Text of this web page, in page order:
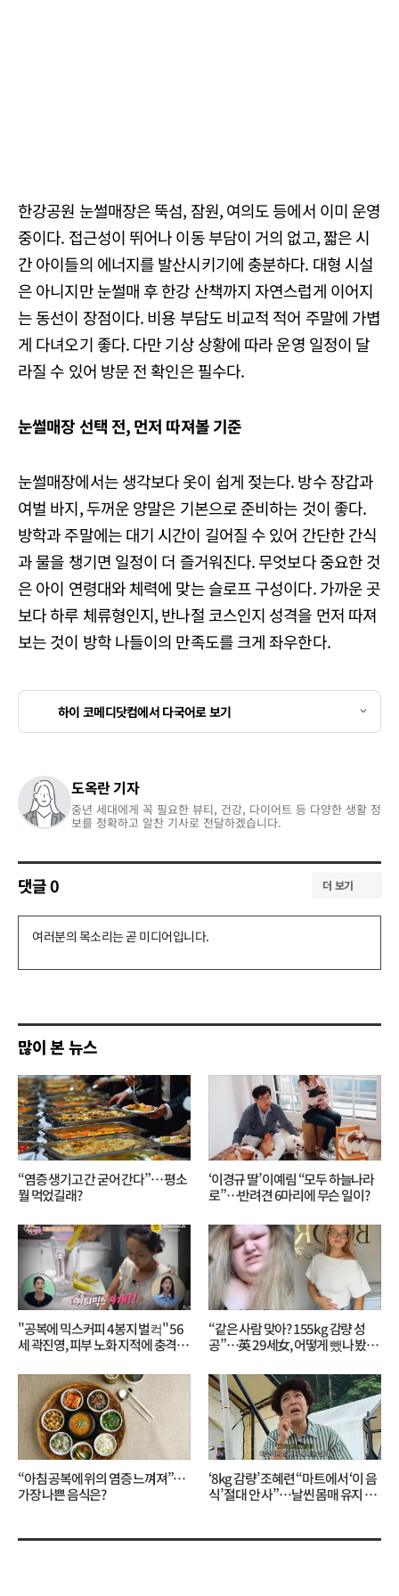
한강공원 눈썰매장은 뚝섬, 잠원, 여의도 등에서 이미 운영
중이다. 접근성이 뛰어나 이동 부담이 거의 없고, 짧은 시
간 아이들의 에너지를 발산시키기에 충분하다. 대형 시설
은 아니지만 눈썰매 후 한강 산책까지 자연스럽게 이어지
는 동선이 장점이다. 비용 부담도 비교적 적어 주말에 가볍
게 다녀오기 좋다. 다만 기상 상황에 따라 운영 일정이 달
라질 수 있어 방문 전 확인은 필수다.
눈썰매장선택전,먼저 따져볼기준
눈썰매장에서는 생각보다 옷이 쉽게 젖는다. 방수 장갑과
여벌 바지, 두꺼운 양말은 기본으로 준비하는 것이 좋다.
방학과 주말에는 대기 시간이 길어질 수 있어 간단한 간식
과 물을 챙기면 일정이 더 즐거워진다. 무엇보다 중요한 것
은 아이 연령대와 체력에 맞는 슬로프 구성이다. 가까운 곳
보다 하루 체류형인지, 반나절 코스인지 성격을 먼저 따져
보는 것이 방학 나들이의 만족도를 크게 좌우한다.
하이 코메디닷컴에서 다국어로 보기
도옥란 기자
중년 세대에게 꼭 필요한 뷰티, 건강, 다이어트 등 다양한 생활 정
보를 정확하고 알찬 기사로 전달하겠습니다.
댓글0 더 보기
댓
기
많이 본 뉴스
“염증 생기고 간 굳어 간다”… 평소
뭘 먹었길래?
‘이경규 딸’ 이예림 “모두 하늘나라
로”⋯반려견 6마리에 무슨 일이?
"공복에 믹스커피 4봉지 벌컥" 56
세 곽진영, 피부 노화 지적에 충격…
“같은 사람 맞아? 155kg 감량 성
공”…英 29세女, 어떻게 뺐나 봤더
“아침 공복에 위의 염증 느껴져”…
가장 나쁜 음식은?
‘8kg 감량’ 조혜련 “마트에서 ‘이 음
식’ 절대 안 사”…날씬 몸매 유지 비